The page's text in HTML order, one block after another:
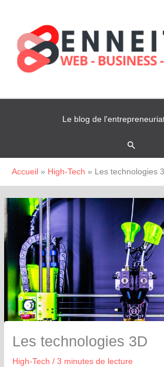
contenu
Le blog de
Accueil High-Tech Les technologies
Les technologies 3D
High-Tech /3 minutes de lecture